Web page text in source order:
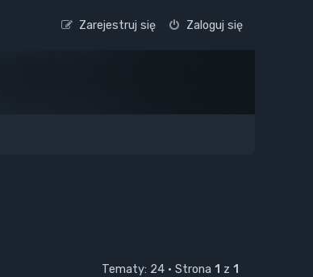
Zaloguj się
Zarejestruj się
Tematy: 24 • Strona 1 z 1